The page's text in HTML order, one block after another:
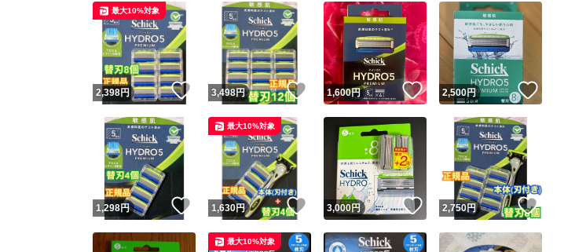
2,398円 いいね！
最大10%対象
3,498円 いいね！
1,600円 いいね！
2,500円
1,298円 いいね！
1,630円 いいね！
最大10%対象
3,000円 いいね！
2,750円 いいね！
最大10%対象